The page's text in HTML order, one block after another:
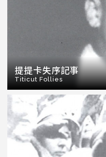
提提卡失序記事
Titicut Follies